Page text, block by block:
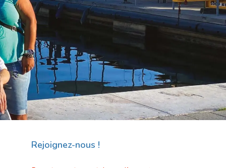
Rejoignez-nous !